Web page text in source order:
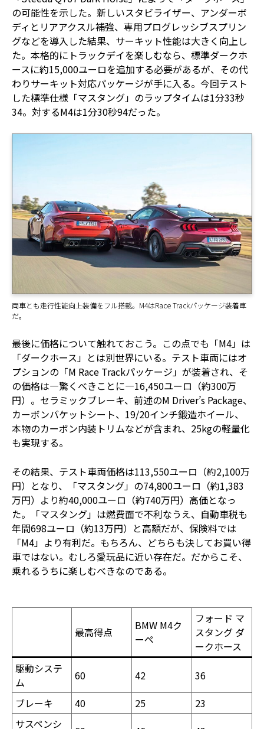
の可能性を示した。新しいスタビライザー、アンダーボ
ディとリアアクスル補強、専用プログレッシブスプリン
グなどを導入した結果、サーキット性能は大きく向上し
た。本格的にトラックデイを楽しむなら、標準ダークホ
ースに約15,000ユーロを追加する必要があるが、その代
わりサーキット対応パッケージが手に入る。今回テスト
した標準仕様「マスタング」のラップタイムは1分33秒
34。対するM4は1分30秒94だった。
両車とも走行性能向上装備をフル搭載。M4はRace Trackパッケージ装着車
だ。
最後に価格について触れておこう。この点でも「M4」は
「ダークホース」とは別世界にいる。テスト車両にはオ
プションの「M Race Trackパッケージ」が装着され、そ
の価格は―驚くべきことに―16,450ユーロ（約300万
円）。セラミックブレーキ、前述のM Driver’s Package、
カーボンバケットシート、19/20インチ鍛造ホイール、
本物のカーボン内装トリムなどが含まれ、25kgの軽量化
も実現する。
その結果、テスト車両価格は113,550ユーロ（約2,100万
円）となり、「マスタング」の74,800ユーロ（約1,383
万円）より約40,000ユーロ（約740万円）高価となっ
た。「マスタング」は燃費面で不利なうえ、自動車税も
年間698ユーロ（約13万円）と高額だが、保険料では
「M4」より有利だ。もちろん、どちらも決してお買い得
車ではない。むしろ愛玩品に近い存在だ。だからこそ、
乗れるうちに楽しむべきなのである。
最高得点
BMW M4ク
ーペ
フォード マ
スタング ダ
ークホース
駆動システ
ム
60 42
36
ブレーキ
40 25
23
サスペンシ